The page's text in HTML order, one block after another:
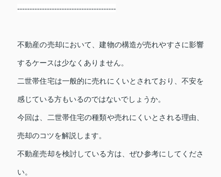
----------------------------------------
不動産の売却において、建物の構造が売れやすさに影響
するケースは少なくありません。
二世帯住宅は一般的に売れにくいとされており、不安を
感じている方もいるのではないでしょうか。
今回は、二世帯住宅の種類や売れにくいとされる理由、
売却のコツを解説します。
不動産売却を検討している方は、ぜひ参考にしてくださ
い。